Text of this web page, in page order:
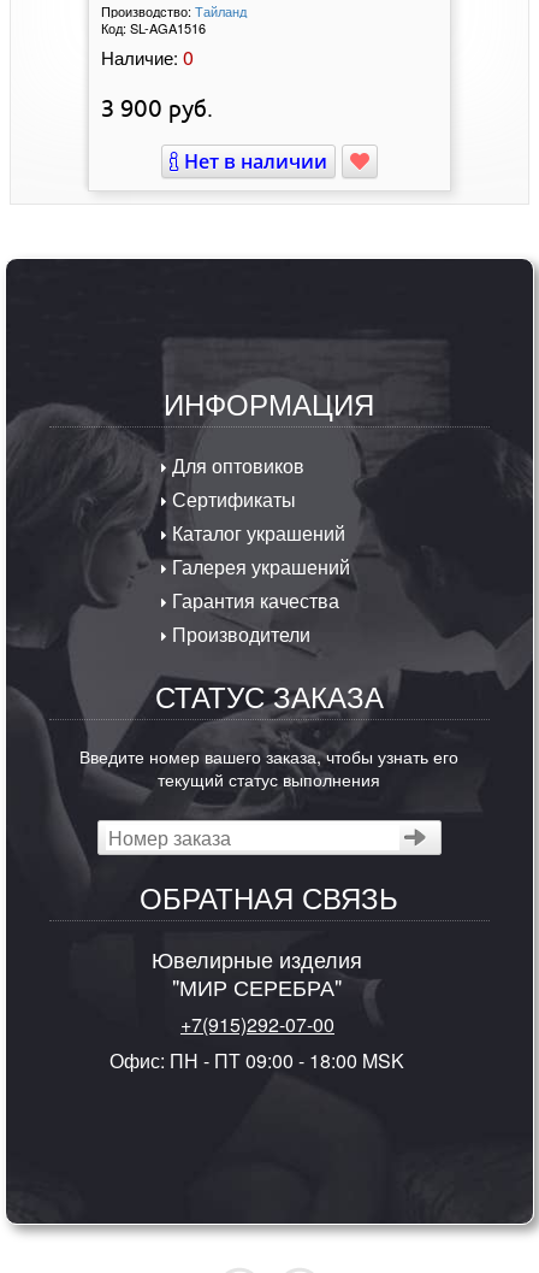
Производство: Тайланд
Код: SL-AGA1516
Наличие: 0
3 900 руб.
Нет в наличии
ИНФОРМАЦИЯ
Для оптовиков
Сертификаты
Каталог украшений
Галерея украшений
Гарантия качества
Производители
СТАТУС ЗАКАЗА
Введите номер вашего заказа, чтобы узнать его
текущий статус выполнения
ОБРАТНАЯ СВЯЗЬ
Ювелирные изделия
"МИР СЕРЕБРА"
+7(915)292-07-00
Офис: ПН - ПТ 09:00 - 18:00 MSK